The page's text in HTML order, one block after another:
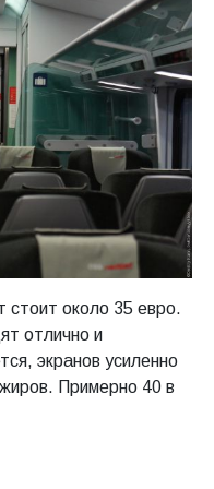
около 35 евро.
отлично и
экранов усиленно
Примерно 40 в